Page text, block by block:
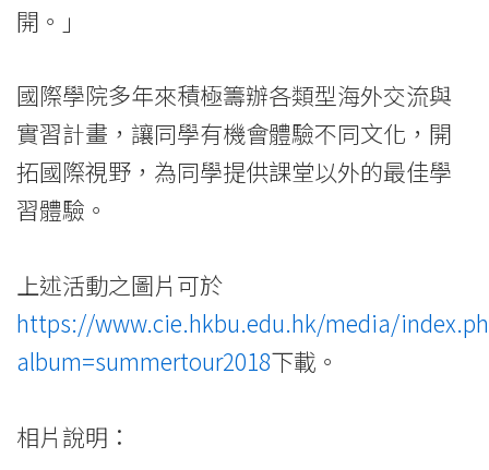
開。」
國際學院多年來積極籌辦各類型海外交流與
實習計畫，讓同學有機會體驗不同文化，開
拓國際視野，為同學提供課堂以外的最佳學
習體驗。
上述活動之圖片可於
https://www.cie.hkbu.edu.hk/media/
album=summertour2018下載。
相片說明：